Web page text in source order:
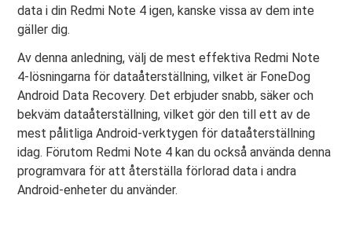
data i din Redmi Note 4 igen, kanske vissa av dem inte
gäller dig.
Av denna anledning, välj de mest effektiva Redmi Note
4-lösningarna för dataåterställning, vilket är FoneDog
Android Data Recovery. Det erbjuder snabb, säker och
bekväm dataåterställning, vilket gör den till ett av de
mest pålitliga Android-verktygen för dataåterställning
idag. Förutom Redmi Note 4 kan du också använda denna
programvara för att återställa förlorad data i andra
Android-enheter du använder.